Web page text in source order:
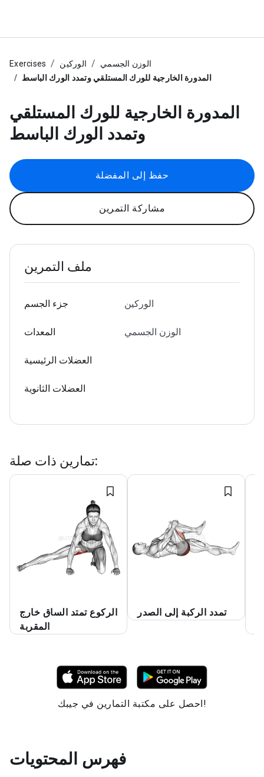
Exercises الوركين
الوزن الجسمي
المدورة الخارجية للورك المستلقي وتمدد الورك الباسط
المدورة الخارجية للورك المستلقي
وتمدد الورك الباسط
حفظ إلى المفضلة
مشاركة التمرين
ملف التمرين
جزء الجسم الوركين
المعدات الوزن الجسمي
العضلات الرئيسية
العضلات الثانوية
تمارين ذات صلة:
الركوع تمتد الساق خارج
المقربة
تمدد الركبة إلى الصدر
احصل على مكتبة التمارين في جيبك!
فهرس المحتويات